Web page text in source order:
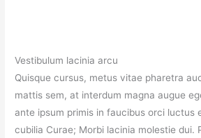
Vestibulum lacinia arcu
Quisque cursus, metus vitae pharetra
mattis sem, at interdum magna augue
ante ipsum primis in faucibus orci luctus
cubilia Curae; Morbi lacinia molestie dui.